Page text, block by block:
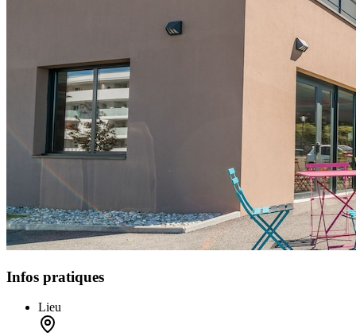
Infos pratiques
Lieu